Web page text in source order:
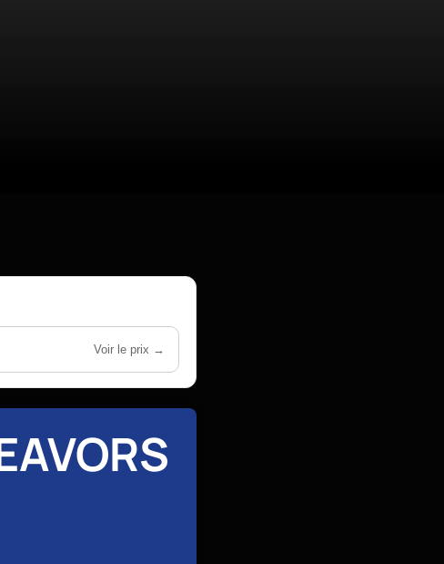
Voir le prix →